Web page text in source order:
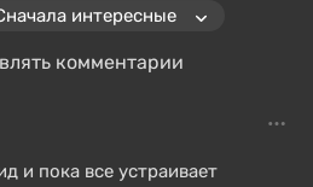
комментарии
и пока все устраивает